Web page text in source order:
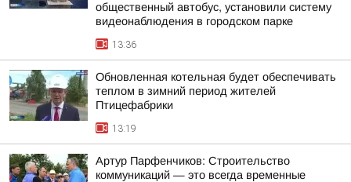
общественный автобус, установили систему
видеонаблюдения в городском парке
13:36
Обновленная котельная будет обеспечивать
теплом в зимний период жителей
Птицефабрики
13:19
Артур Парфенчиков: Строительство
коммуникаций — это всегда временные